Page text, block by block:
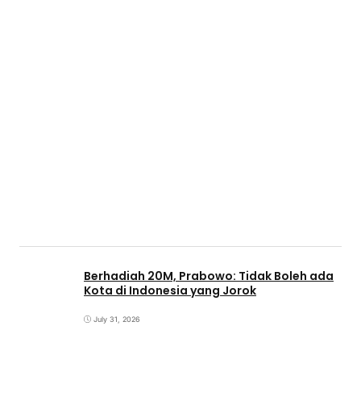
Berhadiah 20M, Prabowo: Tidak Boleh ada
Kota di Indonesia yang Jorok
July 31, 2026